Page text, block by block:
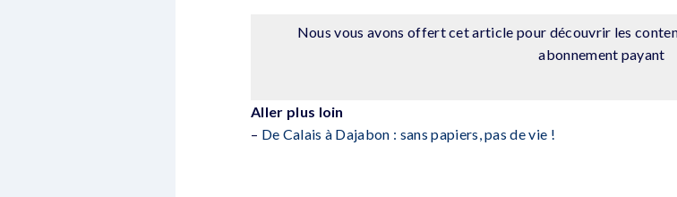
Nous vous avons offert cet article pour découvrir les
abonnement payant
Aller plus loin
– De Calais à Dajabon : sans papiers, pas de vie !